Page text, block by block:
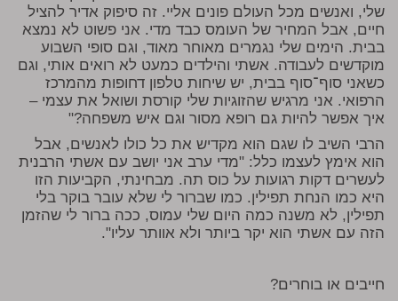
שלי, ואנשים מכל העולם פונים אליי. זה סיפוק אדיר להציל
חיים, אבל המחיר של העומס כבד מדי. אני פשוט לא נמצא
בבית. הימים שלי נגמרים מאוחר מאוד, וגם סופי השבוע
מוקדשים לעבודה. אשתי והילדים כמעט לא רואים אותי, וגם
כשאני סוף־סוף בבית, יש שיחות טלפון דחופות מהמרכז
הרפואי. אני מרגיש שהזוגיות שלי קורסת ושואל את עצמי –
איך אפשר להיות גם רופא מסור וגם איש משפחה?"
הרבי השיב לו שגם הוא מקדיש את כל כולו לאנשים, אבל
הוא אימץ לעצמו כלל: "מדי ערב אני יושב עם אשתי הרבנית
לעשרים דקות רגועות על כוס תה. מבחינתי, הקביעות הזו
היא כמו הנחת תפילין. כמו שברור לי שלא עובר בוקר בלי
תפילין, לא משנה כמה היום שלי עמוס, ככה ברור לי שהזמן
הזה עם אשתי הוא יקר ביותר ולא אוותר עליו".
חייבים או בוחרים?